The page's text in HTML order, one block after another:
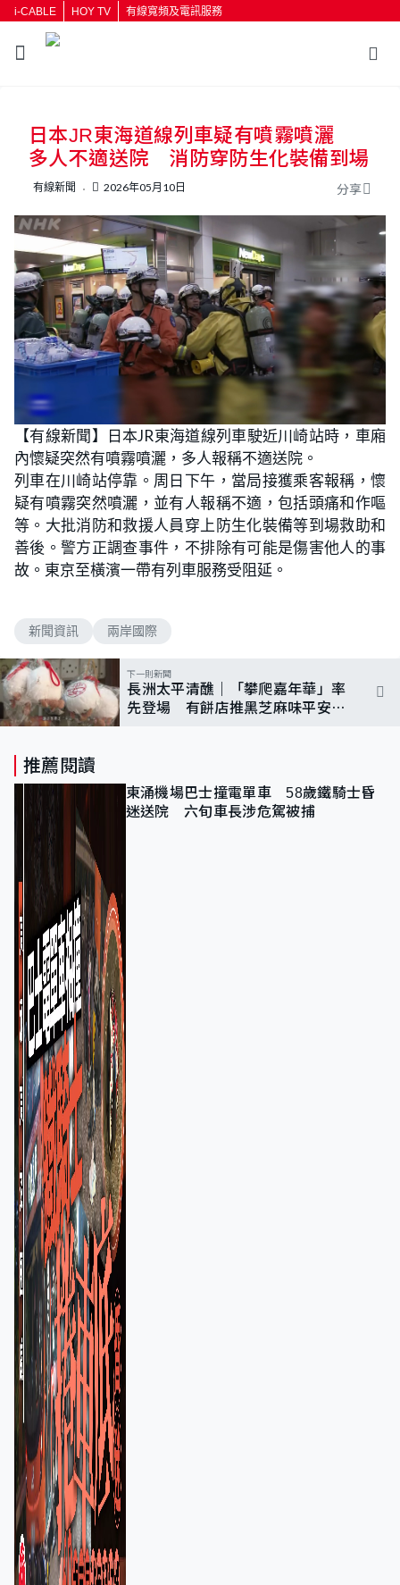
i-CABLE HOY TV 有線寬頻及電訊服務
按輸入鍵開始搜尋
日本JR東海道線列車疑有噴霧噴灑
多人不適送院 消防穿防生化裝備到場
有線新聞 2026年05月10日 分享
【有線新聞】日本JR東海道線列車駛近川崎站時，車廂
內懷疑突然有噴霧噴灑，多人報稱不適送院。
列車在川崎站停靠。周日下午，當局接獲乘客報稱，懷
疑有噴霧突然噴灑，並有人報稱不適，包括頭痛和作嘔
等。大批消防和救援人員穿上防生化裝備等到場救助和
善後。警方正調查事件，不排除有可能是傷害他人的事
故。東京至橫濱一帶有列車服務受阻延。
新聞資訊 兩岸國際
下一則新聞
長洲太平清醮｜「攀爬嘉年華」率
先登場 有餅店推黑芝麻味平安
推薦閱讀
東涌機場巴士撞電單車 58歲鐵騎士昏
迷送院 六旬車長涉危駕被捕